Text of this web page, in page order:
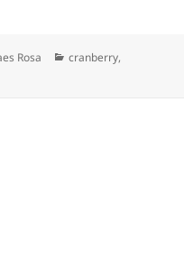
Rosa Categorias
cranberry,